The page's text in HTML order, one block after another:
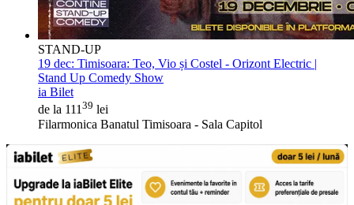
STAND-UP
19 dec: Timisoara: Teo, Vio și Costel - Orizont Electric |
Stand Up Comedy Show
ia Bilet
de la 11139 lei
Filarmonica Banatul Timisoara - Sala Capitol